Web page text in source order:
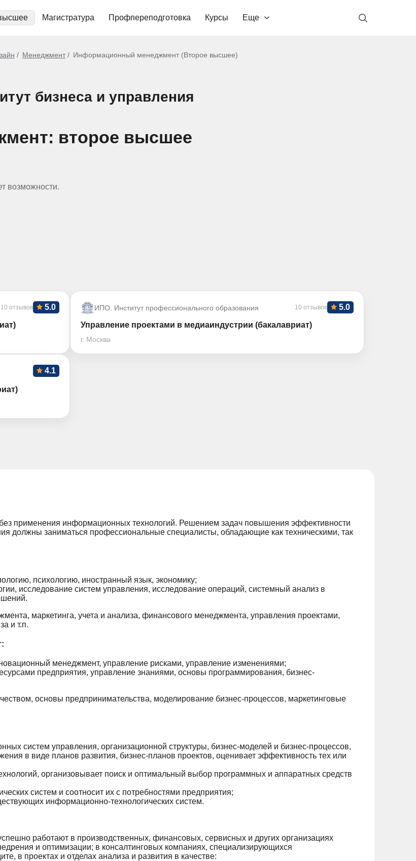
Магистратура Профпереподготовка Курсы Еще
Менеджмент Информационный менеджмент (Второе высшее)
бизнеса и управления
второе высшее
возможности.
10 отзывов 5.0 ИПО. Институт профессионального образования 10 отзывов 5.0
Управление проектами в медиаиндустрии (бакалавриат)
г. Москва
4.1
применения информационных технологий. Решением задач повышения эффективности
должны заниматься профессиональные специалисты, обладающие как техническими, так
психологию, иностранный язык, экономику;
исследование систем управления, исследование операций, системный анализ в
маркетинга, учета и анализа, финансового менеджмента, управления проектами,
и т.п.
менеджмент, управление рисками, управление изменениями;
предприятия, управление знаниями, основы программирования, бизнес-
основы предпринимательства, моделирование бизнес-процессов, маркетинговые
систем управления, организационной структуры, бизнес-моделей и бизнес-процессов,
в виде планов развития, бизнес-планов проектов, оценивает эффективность тех или
организовывает поиск и оптимальный выбор программных и аппаратных средств
систем и соотносит их с потребностями предприятия;
информационно-технологических систем.
работают в производственных, финансовых, сервисных и других организациях
и оптимизации; в консалтинговых компаниях, специализирующихся
в проектах и отделах анализа и развития в качестве: